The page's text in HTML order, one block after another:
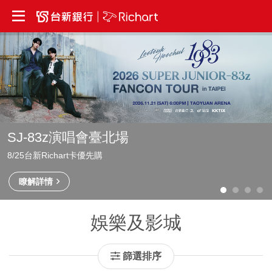
SJ-83z演唱會臺北場
8/25台新Richart卡優先購
瞭解詳情
娛樂及影城
篩選排序